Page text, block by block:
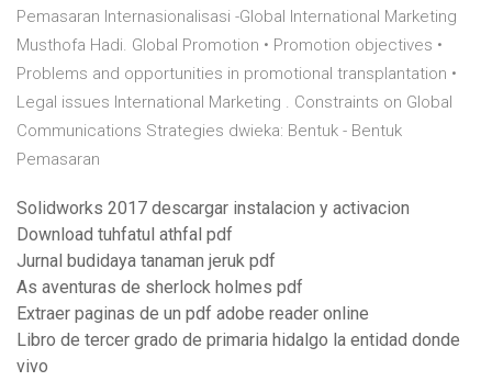
Pemasaran Internasionalisasi -Global International Marketing
Musthofa Hadi. Global Promotion • Promotion objectives •
Problems and opportunities in promotional transplantation •
Legal issues International Marketing . Constraints on Global
Communications Strategies dwieka: Bentuk - Bentuk
Pemasaran
Solidworks 2017 descargar instalacion y activacion
Download tuhfatul athfal pdf
Jurnal budidaya tanaman jeruk pdf
As aventuras de sherlock holmes pdf
Extraer paginas de un pdf adobe reader online
Libro de tercer grado de primaria hidalgo la entidad donde
vivo